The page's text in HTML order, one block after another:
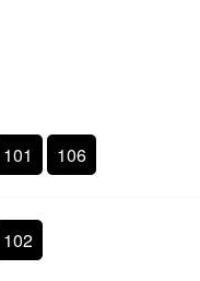
101 106
102